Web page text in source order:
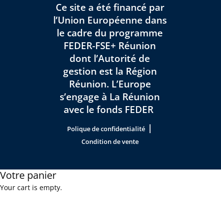
Ce site a été financé par
l’Union Européenne dans
le cadre du programme
FEDER-FSE+ Réunion
dont l’Autorité de
gestion est la Région
Réunion. L’Europe
s’engage à La Réunion
avec le fonds FEDER
Polique de confidentialité |
Condition de vente
Votre panier
Your cart is empty.